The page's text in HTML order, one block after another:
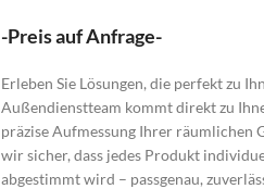
-Preis auf Anfrage-
Erleben Sie Lösungen, die perfekt zu
Außendienstteam kommt direkt zu
präzise Aufmessung Ihrer räumlichen
wir sicher, dass jedes Produkt
abgestimmt wird – passgenau,